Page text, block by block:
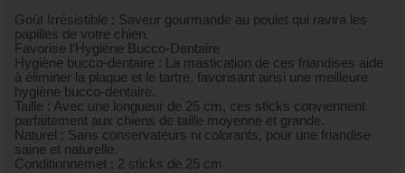
Goût Irrésistible : Saveur gourmande au poulet qui ravira les
papilles de votre chien.
Favorise l’Hygiène Bucco-Dentaire
Hygiène bucco-dentaire : La mastication de ces friandises aide
à éliminer la plaque et le tartre, favorisant ainsi une meilleure
hygiène bucco-dentaire.
Taille : Avec une longueur de 25 cm, ces sticks conviennent
parfaitement aux chiens de taille moyenne et grande.
Naturel : Sans conservateurs ni colorants, pour une friandise
saine et naturelle.
Conditionnemet : 2 sticks de 25 cm